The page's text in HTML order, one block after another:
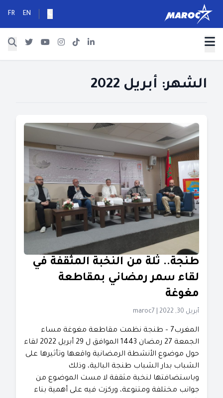
EN
FR
الشهر: أبريل 2022
طنجة.. ثلة من النخبة المثقفة في
لقاء سمر رمضاني بمقاطعة
مغوغة
أبريل 30, 2022 maroc7
المغرب7 – طنجة نظمت مقاطعة مغوغة مساء
الجمعة 27 رمضان 1443 الموافق ل 29 أبريل 2022 لقاء
حول موضوع الأنشطة الرمضانية واقعها وتأثيرها على
الشباب بدار الشباب طنجة البالية، وذلك
وباستضافتها لنخبة مثقفة لا مست الموضوع من
جوانب مختلفة ومتنوعة، وركزت فيه على أهمية بناء